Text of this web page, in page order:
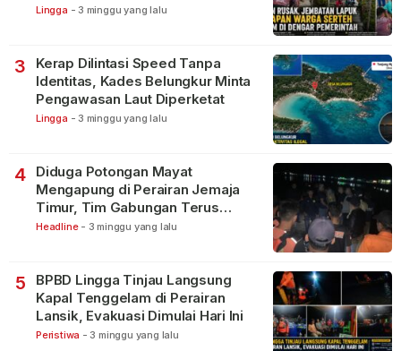
Lingga - 3 minggu yang lalu
3
Kerap Dilintasi Speed Tanpa
Identitas, Kades Belungkur Minta
Pengawasan Laut Diperketat
Lingga - 3 minggu yang lalu
4
Diduga Potongan Mayat
Mengapung di Perairan Jemaja
Timur, Tim Gabungan Terus
Lakukan Pencarian
Headline - 3 minggu yang lalu
5
BPBD Lingga Tinjau Langsung
Kapal Tenggelam di Perairan
Lansik, Evakuasi Dimulai Hari Ini
Peristiwa - 3 minggu yang lalu